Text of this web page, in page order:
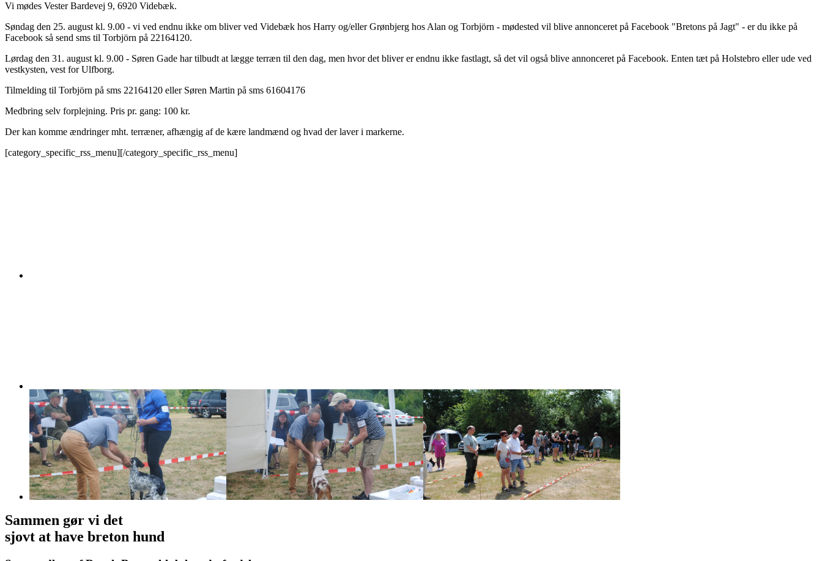
Vi mødes Vester Bardevej 9, 6920 Videbæk.
Søndag den 25. august kl. 9.00 - vi ved endnu ikke om bliver ved Videbæk hos Harry og/eller Grønbjerg hos Alan og Torbjörn - mødested vil blive annonceret på Facebook "Bretons på Jagt" - er du ikke på
Facebook så send sms til Torbjörn på 22164120.
Lørdag den 31. august kl. 9.00 - Søren Gade har tilbudt at lægge terræn til den dag, men hvor det bliver er endnu ikke fastlagt, så det vil også blive annonceret på Facebook. Enten tæt på Holstebro eller ude ved
vestkysten, vest for Ulfborg.
Tilmelding til Torbjörn på sms 22164120 eller Søren Martin på sms 61604176
Medbring selv forplejning. Pris pr. gang: 100 kr.
Der kan komme ændringer mht. terræner, afhængig af de kære landmænd og hvad der laver i markerne.
[category_specific_rss_menu][/category_specific_rss_menu]
Sammen gør vi det
sjovt at have breton hund